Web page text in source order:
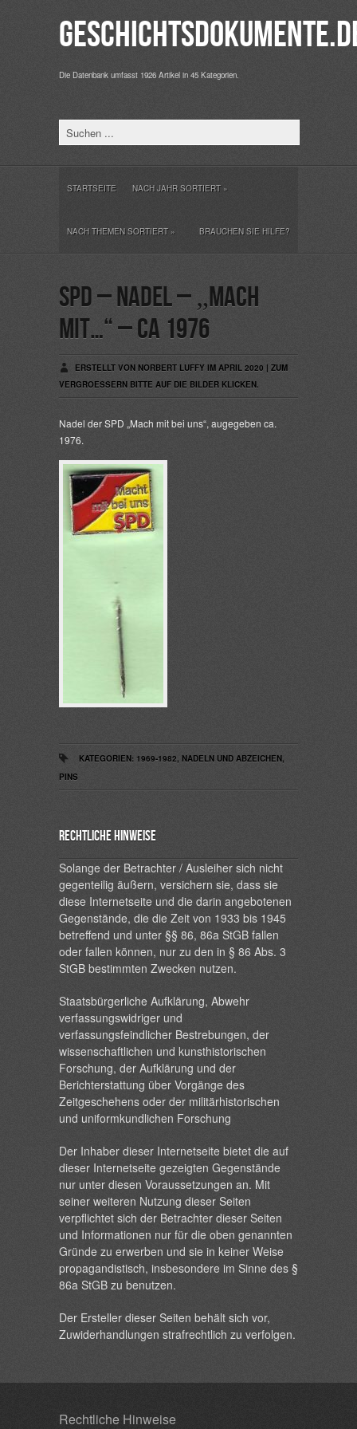
Die Datenbank umfasst 1926 Artikel in 45 Kategorien.
STARTSEITE NACH JAHR SORTIERT»
NACH THEMEN SORTIERT» BRAUCHEN SIE HILFE?
SPD – Nadel – „Mach
mit…“ – ca 1976
ERSTELLT VON NORBERT LUFFY IM APRIL 2020 | ZUM
VERGROESSERN BITTE AUF DIE BILDER KLICKEN.
Nadel der SPD „Mach mit bei uns“, augegeben ca.
1976.
KATEGORIEN: 1969-1982, NADELN UND ABZEICHEN,
PINS
Rechtliche Hinweise
Solange der Betrachter / Ausleiher sich nicht
gegenteilig äußern, versichern sie, dass sie
diese Internetseite und die darin angebotenen
Gegenstände, die die Zeit von 1933 bis 1945
betreffend und unter §§ 86, 86a StGB fallen
oder fallen können, nur zu den in § 86 Abs. 3
StGB bestimmten Zwecken nutzen.
Staatsbürgerliche Aufklärung, Abwehr
verfassungswidriger und
verfassungsfeindlicher Bestrebungen, der
wissenschaftlichen und kunsthistorischen
Forschung, der Aufklärung und der
Berichterstattung über Vorgänge des
Zeitgeschehens oder der militärhistorischen
und uniformkundlichen Forschung
Der Inhaber dieser Internetseite bietet die auf
dieser Internetseite gezeigten Gegenstände
nur unter diesen Voraussetzungen an. Mit
seiner weiteren Nutzung dieser Seiten
verpflichtet sich der Betrachter dieser Seiten
und Informationen nur für die oben genannten
Gründe zu erwerben und sie in keiner Weise
propagandistisch, insbesondere im Sinne des §
86a StGB zu benutzen.
Der Ersteller dieser Seiten behält sich vor,
Zuwiderhandlungen strafrechtlich zu verfolgen.
Rechtliche Hinweise